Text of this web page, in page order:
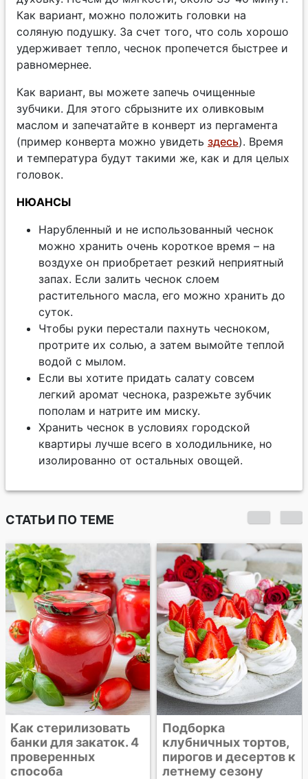
Как вариант, можно положить головки на
соляную подушку. За счет того, что соль хорошо
удерживает тепло, чеснок пропечется быстрее и
равномернее.
Как вариант, вы можете запечь очищенные
зубчики. Для этого сбрызните их оливковым
маслом и запечатайте в конверт из пергамента
(пример конверта можно увидеть здесь). Время
и температура будут такими же, как и для целых
головок.
НЮАНСЫ
Нарубленный и не использованный чеснок
можно хранить очень короткое время – на
воздухе он приобретает резкий неприятный
запах. Если залить чеснок слоем
растительного масла, его можно хранить до
суток.
Чтобы руки перестали пахнуть чесноком,
протрите их солью, а затем вымойте теплой
водой с мылом.
Если вы хотите придать салату совсем
легкий аромат чеснока, разрежьте зубчик
пополам и натрите им миску.
Хранить чеснок в условиях городской
квартиры лучше всего в холодильнике, но
изолированно от остальных овощей.
СТАТЬИ ПО ТЕМЕ
Подборка
клубничных тортов,
пирогов и десертов к
летнему сезону
Подборка рецептов
к посту. Постные
горячие блюда,
супы, салаты и
десерты